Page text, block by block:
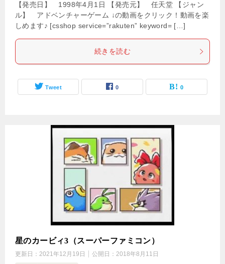
【発売日】 1998年4月1日 【発売元】 任天堂 【ジャン
ル】 アドベンチャーゲーム ↓の動画をクリック！動画を楽
しめます♪ [csshop service=”rakuten” keyword= […]
続きを読む
Tweet 0 0
星のカービィ3（スーパーファミコン）
更新日： 2021年12月19日 公開日： 2018年8月11日